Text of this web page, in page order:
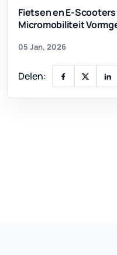
Fietsen en E-
Micromobiliteit
05 Jan, 2026
Delen: